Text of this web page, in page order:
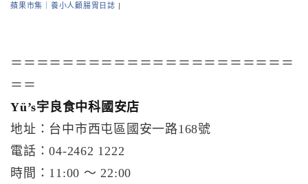
蘋果市集｜養小人顧腸胃日誌 |
＝＝＝＝＝＝＝＝＝＝＝＝＝＝＝＝＝＝＝＝＝＝
＝＝
Yü’s宇良食中科國安店
地址：台中市西屯區國安一路168號
電話：04-2462 1222
時間：11:00 ～ 22:00